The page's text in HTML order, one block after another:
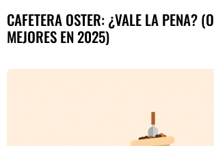
CAFETERA OSTER: ¿VALE LA PENA?
MEJORES EN 2025)